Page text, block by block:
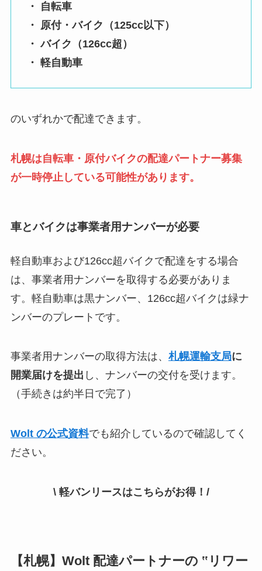
・ 自転車
・ 原付・バイク（125cc以下）
・ バイク（126cc超）
・ 軽自動車
のいずれかで配達できます。
札幌は自転車・原付バイクの配達パートナー募集
が一時停止している可能性があります。
車とバイクは事業者用ナンバーが必要
軽自動車および126cc超バイクで配達をする場合
は、事業者用ナンバーを取得する必要がありま
す。軽自動車は黒ナンバー、126cc超バイクは緑ナ
ンバーのプレートです。
事業者用ナンバーの取得方法は、 札幌運輸支局に
開業届けを提出 し、ナンバーの交付を受けます。
（手続きは約半日で完了）
Wolt の公式資料でも紹介しているので確認してく
ださい。
\ 軽バンリースはこちらがお得！/
【札幌】Wolt 配達パートナーの ‟リワー